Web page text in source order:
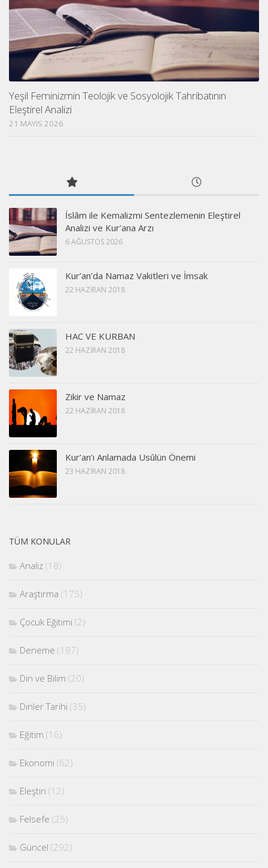
Yeşil Feminizmin Teolojik ve Sosyolojik Tahribatının
Eleştirel Analizi
21 MAYIS 2026
İslâm ile Kemalizmi Sentezlemenin Eleştirel
Analizi ve Kur’ana Arzı
6 AĞUSTOS 2026
Kur’an’da Namaz Vakitleri ve İmsak
22 HAZIRAN 2018
HAC VE KURBAN
22 HAZIRAN 2018
Zikir ve Namaz
22 HAZIRAN 2018
Kur’an’ı Anlamada Usûlün Önemi
23 HAZIRAN 2018
TÜM KONULAR
Analiz (18)
Araştırma (175)
Çocuk Eğitimi (2)
Deneme (197)
Din ve Bilim (20)
Dinler Tarihi (35)
Eğitim (16)
Ekonomi (62)
Eleştiri (12)
Felsefe (25)
Güncel (292)